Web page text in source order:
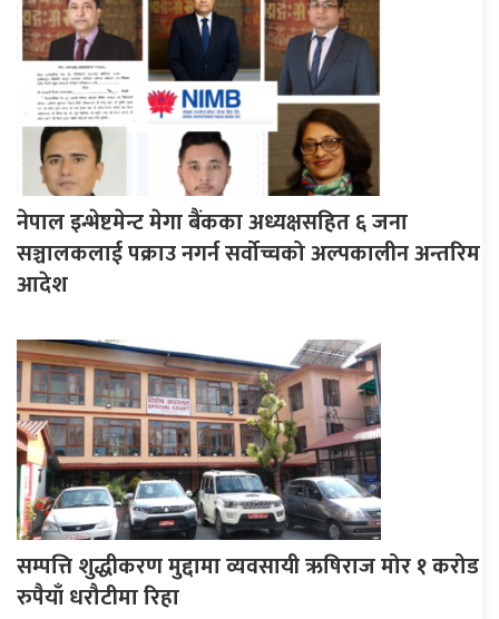
नेपाल इन्भेष्टमेन्ट मेगा बैंकका अध्यक्षसहित ६ जना
सञ्चालकलाई पक्राउ नगर्न सर्वोच्चको अल्पकालीन अन्तरिम
आदेश
सम्पत्ति शुद्धीकरण मुद्दामा व्यवसायी ऋषिराज मोर १ करोड
रुपैयाँ धरौटीमा रिहा